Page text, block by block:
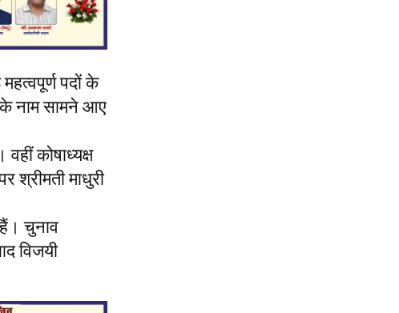
पदों के
के नाम सामने आए
कोषाध्यक्ष
श्रीमती माधुरी
चुनाव
विजयी